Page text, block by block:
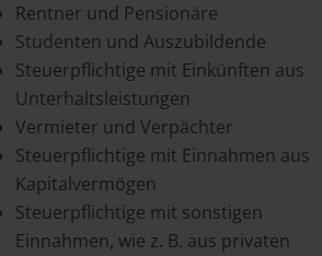
Rentner und Pensionäre
Studenten und Auszubildende
Steuerpflichtige mit Einkünften aus
Unterhaltsleistungen
Vermieter und Verpächter
Steuerpflichtige mit Einnahmen aus
Kapitalvermögen
Steuerpflichtige mit sonstigen
Einnahmen, wie z. B. aus privaten